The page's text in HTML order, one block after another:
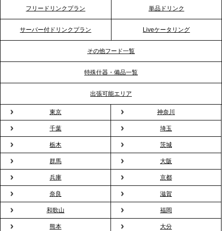
プレスリリースのご案内｜ケータリングのセカンド
テーブル、横浜事務所を新設。神奈川エリアのサー
ビス提供体制を強化し、質の高い「場づくり」をサ
TBS「Nスタ」で、2ndTable「1DISH」の花見オー
ドブルが紹介されました
2026.3.23
プレスリリースのご案内｜入社式の“そのまま懇親
会”が企業で広がる。 新入社員の交流を支える『オフ
ィスケータリング』という新しい活用法
2026.3.20
NHK「ニュースウオッチ9」で、2ndTable「室内花
見」が紹介されました
フリードリンクプラン 単品ドリンク
サーバー付ドリンクプラン Liveケータリング
その他フード一覧
特殊什器・備品一覧
出張可能エリア
東京 神奈川
千葉 埼玉
栃木 茨城
群馬 大阪
兵庫 京都
奈良 滋賀
和歌山 福岡
熊本 大分